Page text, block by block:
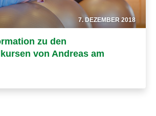
7. DEZEMBER 2018
zu den
von Andreas am